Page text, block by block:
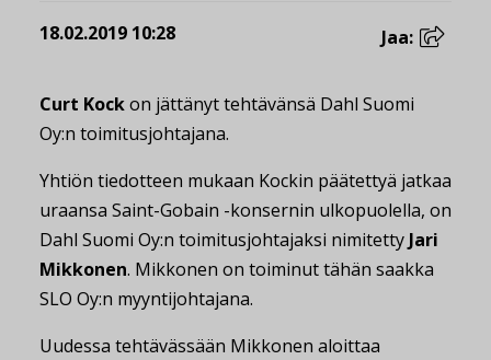
18.02.2019 10:28 Jaa:
Curt Kockon jättänyt tehtävänsä Dahl Suomi
Oy:n toimitusjohtajana.
Yhtiön tiedotteen mukaan Kockin päätettyä jatkaa
uraansa Saint-Gobain -konsernin ulkopuolella, on
Dahl Suomi Oy:n toimitusjohtajaksi nimitetty Jari
Mikkonen. Mikkonen on toiminut tähän saakka
SLO Oy:n myyntijohtajana.
Uudessa tehtävässään Mikkonen aloittaa